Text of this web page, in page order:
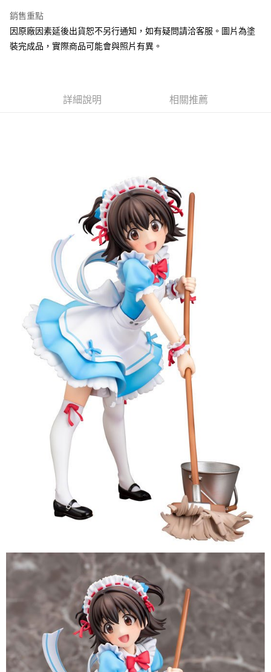
流程，驗證手機門號後，選擇欲分期的期數、繳款截止日，確認付款後即完
成交易。
3.實際核准額度、可分期數及費用金額請依後續交易確認頁面所載為準。
4.訂單成立30分鐘內，如未前往確認交易或遇審核未通過，訂單將自動取
1.分期款項不併入電信帳單，「大哥付你分期」於每月結算日後寄送繳費提
買賣價金債權讓與本公司後，依約使用本公司帳單繳交帳款。
2.基於同意付款使用「大哥付你分期」之契約關係目的，商店將以您的個人
資料（包含姓名、電話或地址）提供予台灣大哥大進項蒐集、處理及利用，
由本公司與您本人進行分期帳單所需資料之確認、核對及更正。
3.完整用戶服務條款，請詳閱以下連結：https://oppay.tw/userRule
運送方式
預購-付款後全家取貨(舊)
每筆NT$90，滿NT$3,000(含以上)免運費
每筆NT$160，滿NT$3,000(含以上)免運費
東海門市自取，需自備購物袋取貨唷。
銷售重點
因原廠因素延後出貨恕不另行通知，如有疑問請洽客服。圖片為塗
裝完成品，實際商品可能會與照片有異。
詳細說明 相關推薦